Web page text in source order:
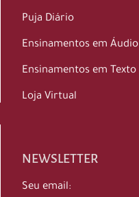
Puja Diário
Ensinamentos em Áudio
Ensinamentos em Texto
Loja Virtual
NEWSLETTER
Seu email: